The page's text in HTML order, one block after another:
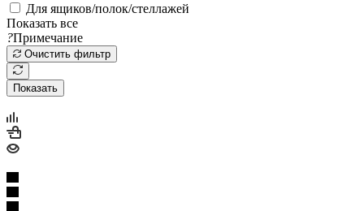
Для ящиков/полок/стеллажей
Показать все
?Примечание
Очистить фильтр
Показать